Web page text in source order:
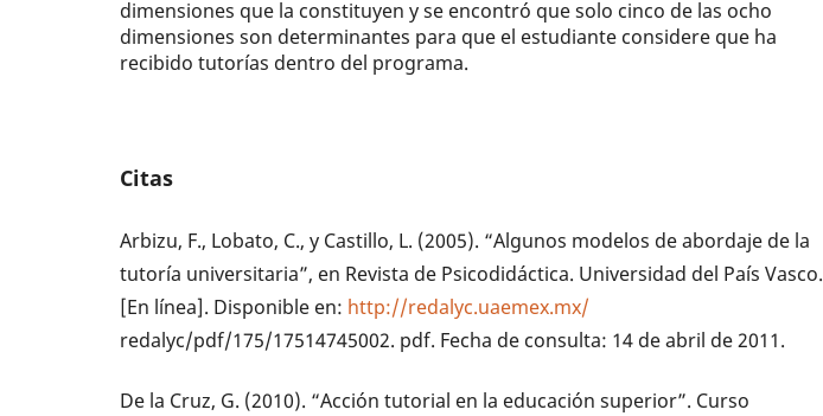
dimensiones que la constituyen y se encontró que solo cinco de las ocho
dimensiones son determinantes para que el estudiante considere que ha
recibido tutorías dentro del programa.
Citas
Arbizu, F., Lobato, C., y Castillo, L. (2005). “Algunos modelos de abordaje de la
tutoría universitaria”, en Revista de Psicodidáctica. Universidad del País Vasco.
[En línea]. Disponible en: http://redalyc.uaemex.mx/
redalyc/pdf/175/17514745002. pdf. Fecha de consulta: 14 de abril de 2011.
De la Cruz, G. (2010). “Acción tutorial en la educación superior”. Curso